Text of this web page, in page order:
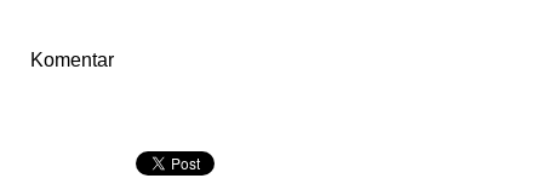
Komentar